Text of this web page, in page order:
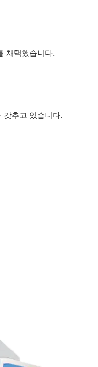
채택했습니다.
추고 있습니다.